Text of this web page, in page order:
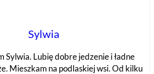
Sylwia
Sylwia. Lubię dobre jedzenie i ładne
Mieszkam na podlaskiej wsi. Od kilku